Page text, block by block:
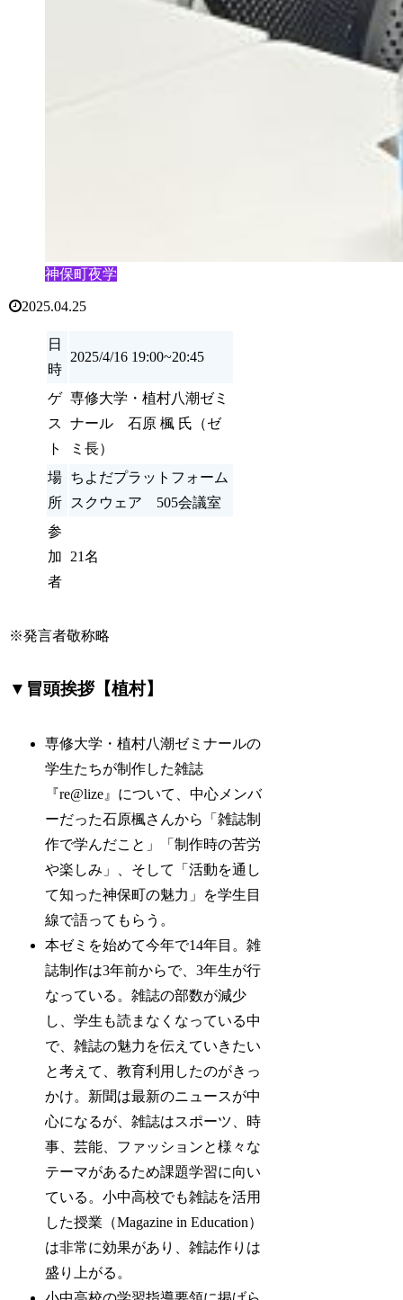
神保町夜学
2025.04.25
日
時
2025/4/16 19:00~20:45
ゲ
ス
ト
専修大学・植村八潮ゼミ
ナール 石原 楓 氏（ゼ
ミ長）
場
所
ちよだプラットフォーム
スクウェア 505会議室
参
加
者
21名
※発言者敬称略
▼冒頭挨拶【植村】
専修大学・植村八潮ゼミナールの
学生たちが制作した雑誌
『re@lize』について、中心メンバ
ーだった石原楓さんから「雑誌制
作で学んだこと」「制作時の苦労
や楽しみ」、そして「活動を通し
て知った神保町の魅力」を学生目
線で語ってもらう。
本ゼミを始めて今年で14年目。雑
誌制作は3年前からで、3年生が行
なっている。雑誌の部数が減少
し、学生も読まなくなっている中
で、雑誌の魅力を伝えていきたい
と考えて、教育利用したのがきっ
かけ。新聞は最新のニュースが中
心になるが、雑誌はスポーツ、時
事、芸能、ファッションと様々な
テーマがあるため課題学習に向い
ている。小中高校でも雑誌を活用
した授業（Magazine in Education）
は非常に効果があり、雑誌作りは
盛り上がる。